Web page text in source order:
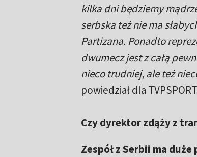
kilka dni będziemy
serbska też nie ma
Partizana. Ponadto
dwumecz jest z całą
nieco trudniej, ale też
powiedział dla
Czy dyrektor zdąży z
Zespół z Serbii ma